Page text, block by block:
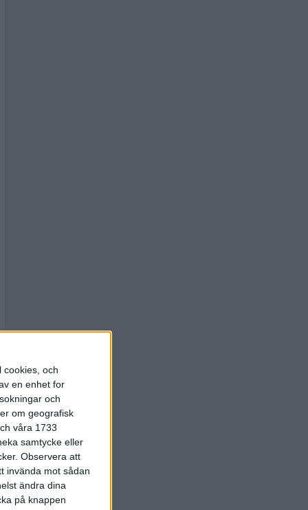
cookies, och
en enhet for
och
om geografisk
våra 1733
samtycke eller
Observera att
invända mot sådan
ändra dina
på knappen